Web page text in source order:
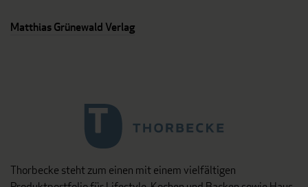
Matthias Grünewald Verlag
Thorbecke steht zum einen mit einem vielfältigen